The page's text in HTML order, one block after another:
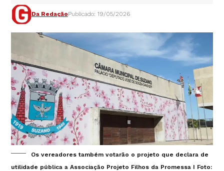
Da RedaçãoPublicado: 19/05/2026
Os vereadores também votarão o projeto que declara de
utilidade pública a Associação Projeto Filhos da Promessa I Foto: